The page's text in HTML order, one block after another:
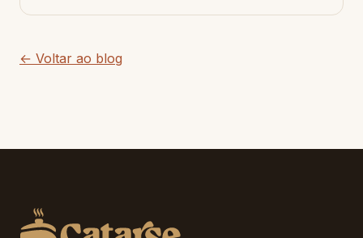
← Voltar ao blog